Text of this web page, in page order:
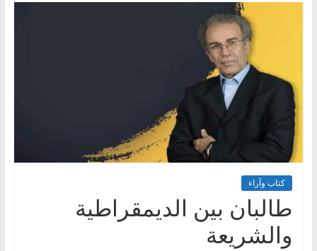
كتاب وآراء
طالبان بين الديمقراطية
والشريعة